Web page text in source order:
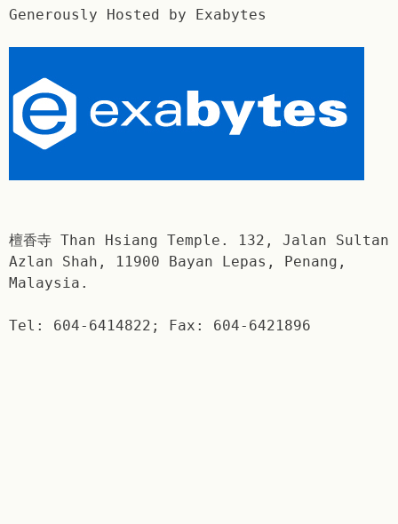
Generously Hosted by Exabytes
檀香寺 Than Hsiang Temple. 132, Jalan Sultan
Azlan Shah, 11900 Bayan Lepas, Penang,
Malaysia.
Tel: 604-6414822; Fax: 604-6421896